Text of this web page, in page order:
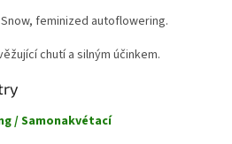
feminized autoflowering.
chutí a silným účinkem.
/ Samonakvétací